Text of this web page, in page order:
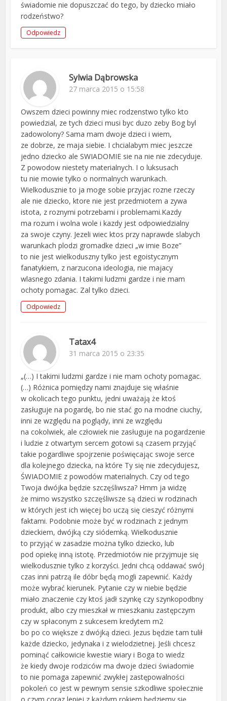
świadomie nie dopuszczać do tego, by dziecko miało
rodzeństwo?
Odpowiedz
Sylwia Dąbrowska
27 marca 2015 o 15:58
Owszem dzieci powinny miec rodzenstwo tylko kto
powiedzial, ze tych dzieci musi byc duzo zeby Bog byl
zadowolony? Sama mam dwoje dzieci i wiem,
ze dobrze, ze maja siebie. I chcialabym miec jeszcze
jedno dziecko ale SWIADOMIE sie na nie nie zdecyduje.
Z powodow niestety materialnych. I o luksusach
tu nie mowie tylko o normalnych warunkach.
Wielkodusznie to ja moge sobie przyjac rozne rzeczy
ale nie dziecko, ktore nie jest przedmiotem a zywa
istota, z roznymi potrzebami i problemami.Kazdy
ma rozum i wolna wole i kazdy jest odpowiedzialny
za swoje czyny. Jezeli wiec ktos przy naprawde slabych
warunkach plodzi gromadke dzieci „w imie Boze”
to nie jest wielkoduszny tylko jest egoistycznym
fanatykiem, z narzucona ideologia, nie majacy
wlasnego zdania. I takimi ludzmi gardze i nie mam
ochoty pomagac. Zal tylko dzieci.
Odpowiedz
Tatax4
31 marca 2015 o 23:35
„(…) I takimi ludzmi gardze i nie mam ochoty pomagac.
(…) Różnica pomiędzy nami znajduje się właśnie
w okolicach tego punktu, jedni uważają że ktoś
zasługuje na pogardę, bo nie stać go na modne ciuchy,
inni ze względu na poglądy, inni ze względu
na cokolwiek, ale człowiek nie zasługuje na pogardzenie
i ludzie z otwartym sercem gotowi są czasem przyjąć
takie pogardliwe spojrzenie poświęcając swoje serce
dla kolejnego dziecka, na które Ty się nie zdecydujesz,
ŚWIADOMIE z powodów materialnych. Czy od tego
Twoja dwójka będzie szczęśliwsza? Hmm ja widzę
że mimo wszystko szczęśliwsze są dzieci w rodzinach
w których jest ich więcej bo uczą się cieszyć różnymi
faktami. Podobnie może być w rodzinach z jednym
dzieckiem, dwójką czy siódemką. Wielkodusznie
to przyjąć w zasadzie można tylko dziecko, lub
pod opiekę inną istotę. Przedmiotów nie przyjmuje się
wielkodusznie tylko z korzyści. Jedni chcą oddawać swój
czas inni patrzą ile dóbr będą mogli zapewnić. Każdy
może wybrać kierunek. Pytanie czy w niebie będzie
miało znaczenie czy ktoś jadł szynkę czy szynkopodbny
produkt, albo czy mieszkał w mieszkaniu zastępczym
czy w spłaconym z sukcesem kredytem m2
bo po co większe z dwójką dzieci. Jezus będzie tam tulił
każde dziecko, jedynaka i z wielodzietnej. Jeśli chcesz
pominąć całkowicie kwestie wiary i Boga to wiedz
że kiedy dwoje rodziców ma dwoje dzieci świadomie
to nie pomaga zapewnić zwykłej zastępowalności
pokoleń co jest w pewnym sensie szkodliwe społecznie